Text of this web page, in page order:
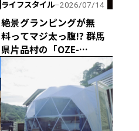
ライフスタイル 2026/07/14
絶景グランピングが無
料ってマジ太っ腹!? 群馬
県片品村の「OZE-
HOSHISORA GLAMPING
＆CAMP RESORT」が宿泊
料金無料キャンペーンを
実施！